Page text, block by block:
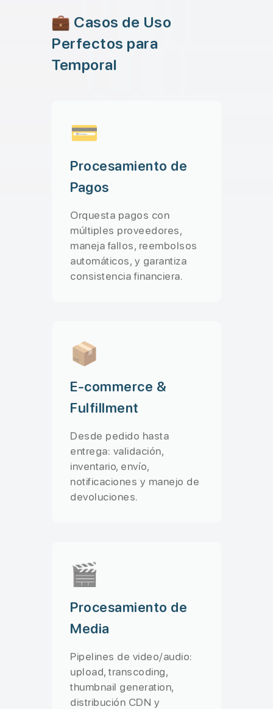
💼 Casos de Uso
Perfectos para
Temporal
💳
Procesamiento de
Pagos
Orquesta pagos con
múltiples proveedores,
maneja fallos, reembolsos
automáticos, y garantiza
consistencia financiera.
📦
E-commerce &
Fulfillment
Desde pedido hasta
entrega: validación,
inventario, envío,
notificaciones y manejo de
devoluciones.
🎬
Procesamiento de
Media
Pipelines de video/audio:
upload, transcoding,
thumbnail generation,
distribución CDN y